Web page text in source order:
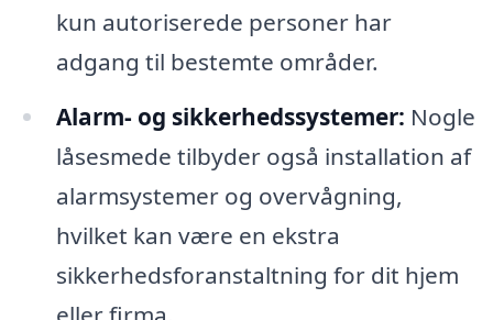
kun autoriserede personer har
adgang til bestemte områder.
Alarm- og sikkerhedssystemer: Nogle
låsesmede tilbyder også installation af
alarmsystemer og overvågning,
hvilket kan være en ekstra
sikkerhedsforanstaltning for dit hjem